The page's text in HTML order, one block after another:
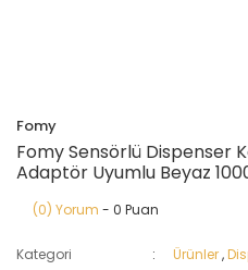
Fomy
Fomy Sensörlü Dispenser
Adaptör Uyumlu Beyaz
(0) Yorum - 0 Puan
Kategori Ürünler,